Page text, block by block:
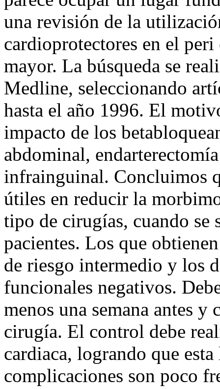
una revisión de la
cardioprotectores en el
mayor. La búsqueda se
Medline, seleccionando
hasta el año 1996. El
impacto de los
abdominal,
infrainguinal. Concluimos
útiles en reducir la
tipo de cirugías, cuando se
pacientes. Los que
de riesgo intermedio y los
funcionales negativos.
menos una semana antes y
cirugía. El control debe
cardiaca, logrando que
complicaciones son poco